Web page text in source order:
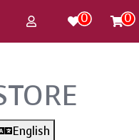
0 0
English